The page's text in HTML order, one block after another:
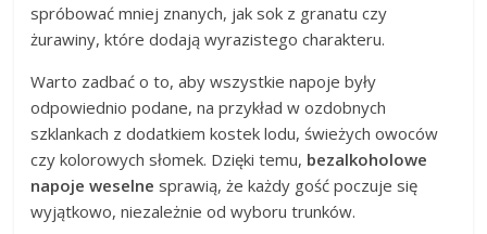
spróbować mniej znanych, jak sok z granatu czy
żurawiny, które dodają wyrazistego charakteru.
Warto zadbać o to, aby wszystkie napoje były
odpowiednio podane, na przykład w ozdobnych
szklankach z dodatkiem kostek lodu, świeżych owoców
czy kolorowych słomek. Dzięki temu, bezalkoholowe
napoje weselne sprawią, że każdy gość poczuje się
wyjątkowo, niezależnie od wyboru trunków.